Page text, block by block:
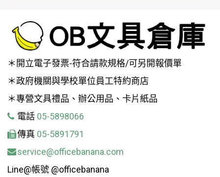
＊開立電子發票-符合請款規格/可另開報價單
＊政府機關與學校單位員工特約商店
＊專營文具禮品、辦公用品、卡片紙品
電話 05-5898066
傳真 05-5891791
service@officebanana.com
Line@帳號 @officebanana